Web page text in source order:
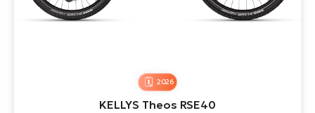
2026
KELLYS Theos RSE40